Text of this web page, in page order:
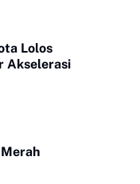
Lolos
Akselerasi